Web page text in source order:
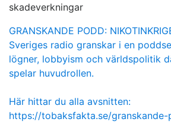
skadeverkningar
GRANSKANDE PODD:
Sveriges radio granskar i en
lögner, lobbyism och världspolitik
spelar huvudrollen.
Här hittar du alla avsnitten:
https://tobaksfakta.se/